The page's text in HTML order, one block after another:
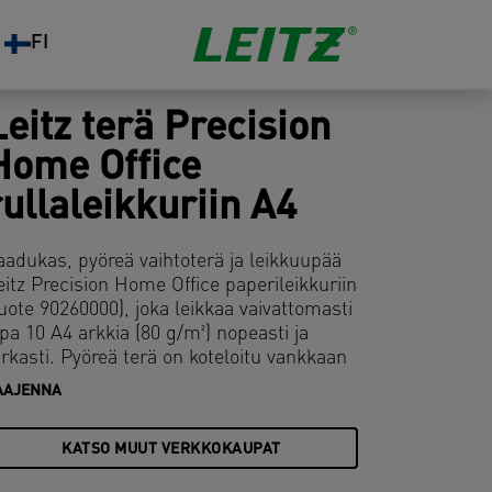
FI
terä Precision
Office
A4
pyöreä vaihtoterä ja leikkuupää
Precision Home Office paperileikkuriin
90260000), joka leikkaa vaivattomasti
10 A4 arkkia (80 g/m²) nopeasti ja
Pyöreä terä on koteloitu vankkaan
joten se on turvallinen
kotona,
tai luokkahuoneessa. Terän
KATSO MUUT VERKKOKAUPAT